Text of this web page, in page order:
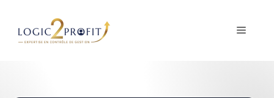
contenu
MENU